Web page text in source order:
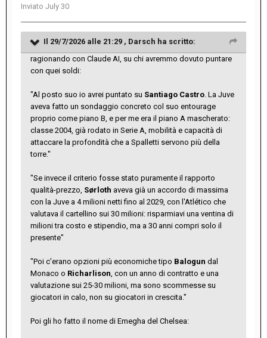
Inviato July 30
Il 29/7/2026 alle 21:29 , Darsch ha scritto:
ragionando con Claude AI, su chi avremmo dovuto puntare
con quei soldi:
"Al posto suo io avrei puntato su Santiago Castro . La Juve
aveva fatto un sondaggio concreto col suo entourage
proprio come piano B, e per me era il piano A mascherato:
classe 2004, già rodato in Serie A, mobilità e capacità di
attaccare la profondità che a Spalletti servono più della
torre."
"Se invece il criterio fosse stato puramente il rapporto
qualità-prezzo, Sørloth aveva già un accordo di massima
con la Juve a 4 milioni netti fino al 2029, con l'Atlético che
valutava il cartellino sui 30 milioni: risparmiavi una ventina di
milioni tra costo e stipendio, ma a 30 anni compri solo il
presente"
"Poi c'erano opzioni più economiche tipo Balogun dal
Monaco o Richarlison , con un anno di contratto e una
valutazione sui 25-30 milioni, ma sono scommesse su
giocatori in calo, non su giocatori in crescita."
Poi gli ho fatto il nome di Emegha del Chelsea: